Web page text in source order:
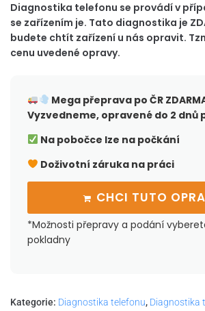
Diagnostika telefonu se provádí v
se zařízením je. Tato diagnostika je
budete chtít zařízení u nás opravit.
cenu uvedené opravy.
Mega přeprava po ČR
Vyzvedneme, opravené do 2 dnů
Na pobočce lze na počkání
Doživotní záruka na práci
CHCI TUTO
*Možnosti přepravy a podání
pokladny
Kategorie: Diagnostika telefonu, Diagnostika